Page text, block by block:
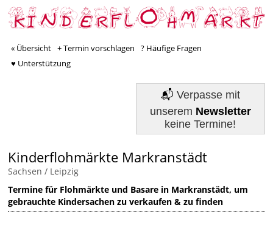
« Übersicht + Termin vorschlagen
? Häufige Fragen
♥ Unterstützung
📬 Verpasse mit
unserem Newsletter
keine Termine!
Kinderflohmärkte Markranstädt
Sachsen / Leipzig
Termine für Flohmärkte und Basare in Markranstädt, um
gebrauchte Kindersachen zu verkaufen & zu finden